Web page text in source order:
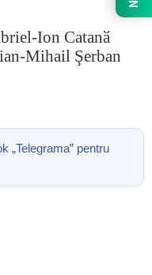
Ion Catanӑ
Mihail Şerban
„Telegrama” pentru